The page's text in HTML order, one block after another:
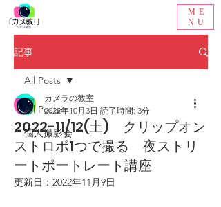
ME
NU
記事
All Posts
個人撮影会
All Posts
2022-11/12(土) クリップオン
ストロボ1つで撮る 夜ストリ
ートポートレート講座
カメラの教室
2022年10月3日 読了時間: 3分
更新日： 2022年11月9日